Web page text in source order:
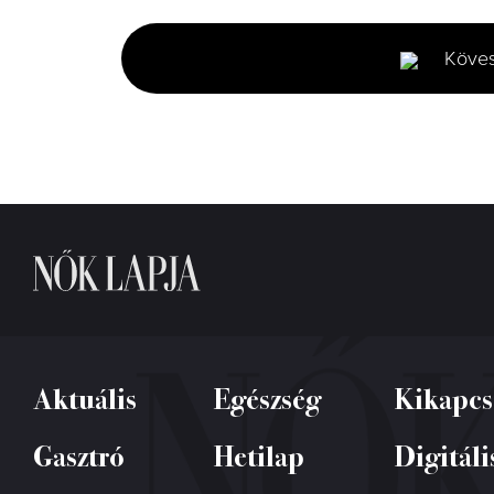
minutes,
6
seconds
Aktuális Egészség
Kikapcs
Gasztró
Hetilap